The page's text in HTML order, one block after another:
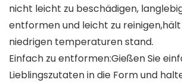
nicht leicht zu beschädigen,
entformen und leicht zu
niedrigen temperaturen stand.
Einfach zu entformen:Gießen Sie
Lieblingszutaten in die Form und